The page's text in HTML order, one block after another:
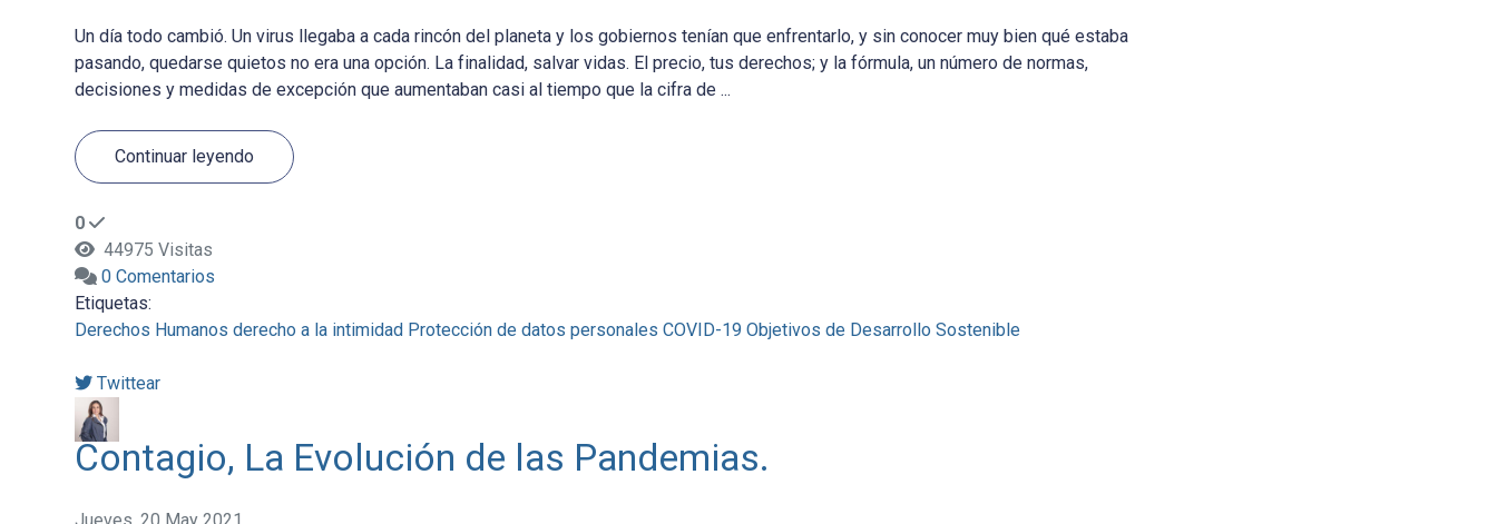
Un día todo cambió. Un virus llegaba a cada rincón del planeta y los gobiernos tenían que enfrentarlo, y sin conocer muy bien qué estaba
pasando, quedarse quietos no era una opción. La finalidad, salvar vidas. El precio, tus derechos; y la fórmula, un número de normas,
decisiones y medidas de excepción que aumentaban casi al tiempo que la cifra de ...
Continuar leyendo
0
44975 Visitas
0 Comentarios
Etiquetas:
Derechos Humanos derecho a la intimidad Protección de datos personales COVID-19 Objetivos de Desarrollo Sostenible
Twittear
Contagio, La Evolución de las Pandemias.